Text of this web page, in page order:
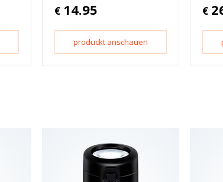
€ 14.95
produckt anschauen
€